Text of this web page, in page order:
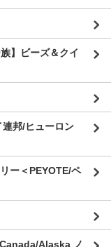
】ビーズ＆クイ
邦/ヒューロン
ー＜PEYOTE/ペ
Alaska ノ